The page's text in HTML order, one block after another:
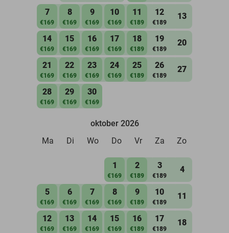
7
€169
8
€169
9
€169
10
€169
11
€189
12
€189
13
14
€169
15
€169
16
€169
17
€169
18
€189
19
€189
20
21
€169
22
€169
23
€169
24
€169
25
€189
26
€189
27
28
€169
29
€169
30
€169
oktober 2026
Ma
Di Wo Do Vr Za Zo
1
€169
2
€189
3
€189
4
5
€169
6
€169
7
€169
8
€169
9
€189
10
€189
11
12
€169
13
€169
14
€169
15
€169
16
€189
17
€189
18